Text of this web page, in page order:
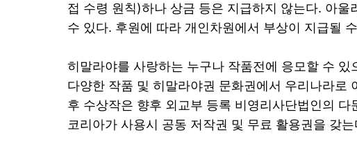
접 수령 원칙)하나 상금 등은 지급하지 않는다. 아
수 있다. 후원에 따라 개인차원에서 부상이 지급될
히말라야를 사랑하는 누구나 작품전에 응모할 수 있
다양한 작품 및 히말라야권 문화권에서 우리나라로
후 수상작은 향후 외교부 등록 비영리사단법인의
코리아가 사용시 공동 저작권 및 무료 활용권을 갖는